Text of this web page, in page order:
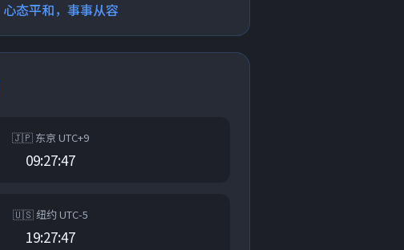
心态平和，事事从容
🇯🇵 东京 UTC+9
09:27:47
🇺🇸 纽约 UTC-5
19:27:47